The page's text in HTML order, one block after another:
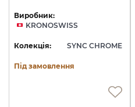
Виробник:
KRONOSWISS
Колекція: SYNC CHROME
Під замовлення